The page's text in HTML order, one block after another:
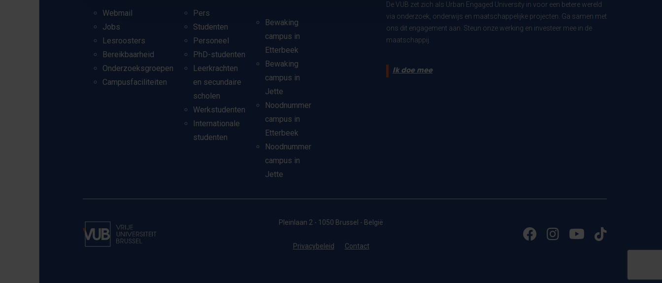
Webmail
Jobs
Lesroosters
Bereikbaarheid
Onderzoeksgroepen
Campusfaciliteiten
Pers
Studenten
Personeel
PhD-studenten
Leerkrachten
en secundaire
scholen
Werkstudenten
Internationale
studenten
Bewaking
campus in
Etterbeek
Bewaking
campus in
Jette
Noodnummer
campus in
Etterbeek
Noodnummer
campus in
Jette
De VUB zet zich als Urban Engaged University in voor een betere wereld
via onderzoek, onderwijs en maatschappelijke projecten. Ga samen met
ons dit engagement aan. Steun onze werking en investeer mee in de
maatschappij.
Ik doe mee
Pleinlaan 2 - 1050 Brussel - België
Privacybeleid Contact